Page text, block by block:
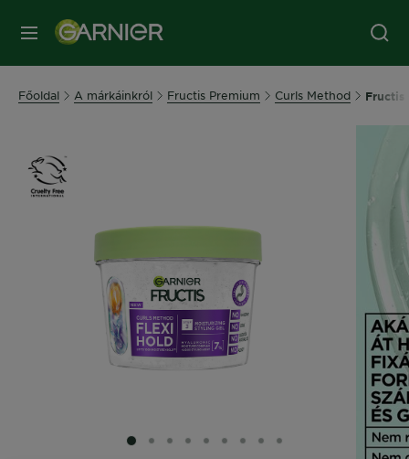
MENÜ
Főoldal A márkáinkról Fructis Premium Curls Method Fructis
SLIDE 1
SLIDE 2
SLIDE 3
SLIDE 4
SLIDE 5
SLIDE 6
SLIDE 7
SLIDE 8
SLIDE 9